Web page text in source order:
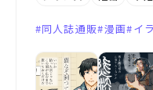
同人誌通販 漫画 イ